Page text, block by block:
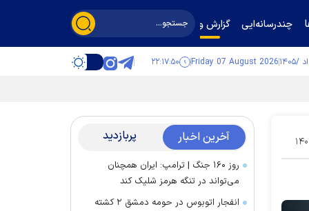
چندرسانه‌ایی گزارش و گفت‌وگو
Friday 07 August 2026 ۲۲:۱۷:۵۰
۱۵ آخرین اخبار پربازدید
روز ۱۶۰ جنگ | ترامپ: ایران همچنان
می‌تواند در تنگه هرمز شلیک کند
انفجار اتوبوس در حومه دمشق ۲ کشته